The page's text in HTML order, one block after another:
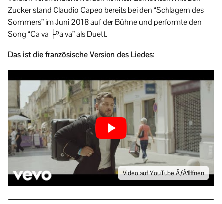
Zucker stand Claudio Capeo bereits bei den “Schlagern des
Sommers” im Juni 2018 auf der Bühne und performte den
Song “Ca va ├ºa va” als Duett.
Das ist die französische Version des Liedes:
Video auf YouTube ÃƒÂ¶ffnen